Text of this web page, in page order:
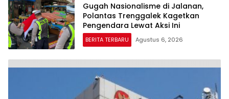
Gugah Nasionalisme di Jalanan,
Polantas Trenggalek Kagetkan
Pengendara Lewat Aksi Ini
BERITA TERBARU Agustus 6, 2026